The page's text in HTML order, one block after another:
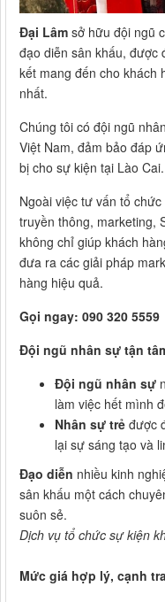
Đại Lâm sở hữu đội ngũ
đạo diễn sân khấu, được
kết mang đến cho khách
nhất.
Chúng tôi có đội ngũ
Việt Nam, đảm bảo đáp
bị cho sự kiện tại Lào Cai.
Ngoài việc tư vấn tổ
truyền thông, marketing,
không chỉ giúp khách
đưa ra các giải pháp
hàng hiệu quả.
Gọi ngay: 090 320 5559
Đội ngũ nhân sự tận
Đội ngũ nhân sự
làm việc hết mình
Nhân sự trẻ được
lại sự sáng tạo và
Đạo diễn nhiều kinh
sân khấu một cách
suôn sẻ.
Dịch vụ tổ chức sự kiện
Mức giá hợp lý, cạnh